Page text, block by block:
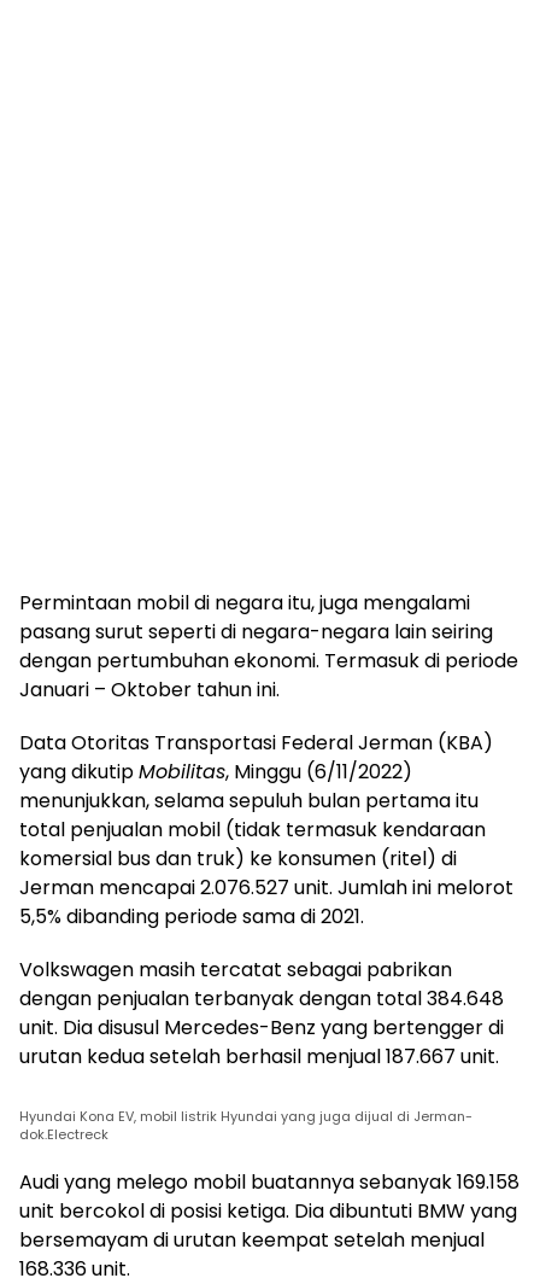
Permintaan mobil di negara itu, juga mengalami
pasang surut seperti di negara-negara lain seiring
dengan pertumbuhan ekonomi. Termasuk di periode
Januari – Oktober tahun ini.
Data Otoritas Transportasi Federal Jerman (KBA)
yang dikutipMobilitas, Minggu (6/11/2022)
menunjukkan, selama sepuluh bulan pertama itu
total penjualan mobil (tidak termasuk kendaraan
komersial bus dan truk) ke konsumen (ritel) di
Jerman mencapai 2.076.527 unit. Jumlah ini melorot
5,5% dibanding periode sama di 2021.
Volkswagen masih tercatat sebagai pabrikan
dengan penjualan terbanyak dengan total 384.648
unit. Dia disusul Mercedes-Benz yang bertengger di
urutan kedua setelah berhasil menjual 187.667 unit.
Hyundai Kona EV, mobil listrik Hyundai yang juga dijual di Jerman-
dok.Electreck
Audi yang melego mobil buatannya sebanyak 169.158
unit bercokol di posisi ketiga. Dia dibuntuti BMW yang
bersemayam di urutan keempat setelah menjual
168.336 unit.